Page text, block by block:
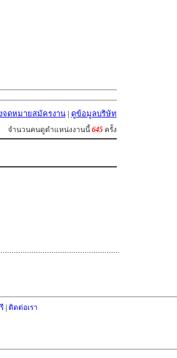
จดหมายสมัครงาน| ดูข้อมูลบริษัท
จำนวนคนดูตำแหน่งงานนี้ 645ครั้ง
| ติดต่อเรา